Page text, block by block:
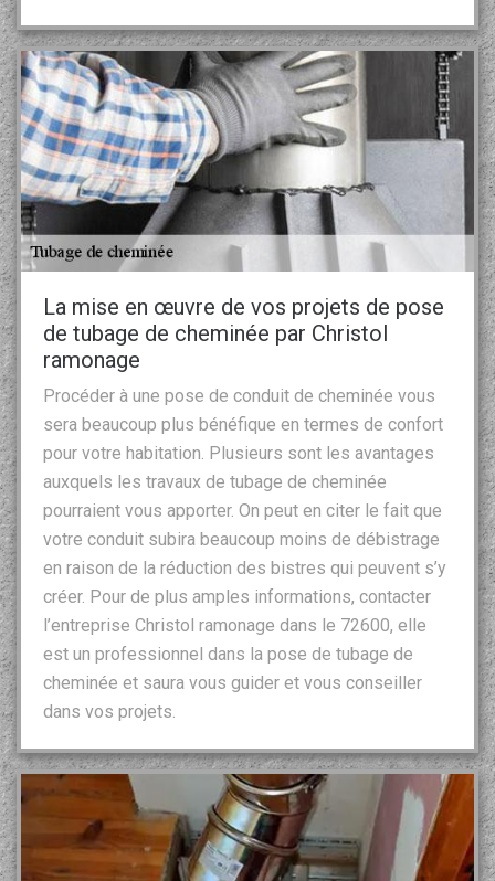
La mise en œuvre de vos projets de pose
de tubage de cheminée par Christol
ramonage
Procéder à une pose de conduit de cheminée vous
sera beaucoup plus bénéfique en termes de confort
pour votre habitation. Plusieurs sont les avantages
auxquels les travaux de tubage de cheminée
pourraient vous apporter. On peut en citer le fait que
votre conduit subira beaucoup moins de débistrage
en raison de la réduction des bistres qui peuvent s’y
créer. Pour de plus amples informations, contacter
l’entreprise Christol ramonage dans le 72600, elle
est un professionnel dans la pose de tubage de
cheminée et saura vous guider et vous conseiller
dans vos projets.